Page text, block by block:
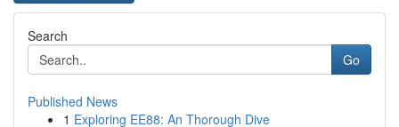
Search
Go
Published News
1 Exploring EE88: An Thorough Dive